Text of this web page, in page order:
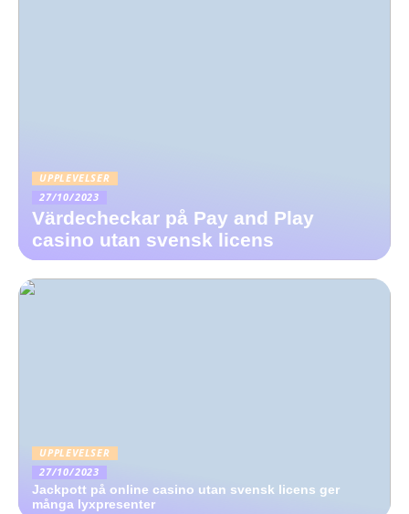
UPPLEVELSER
27/10/2023
Värdecheckar på Pay and Play
casino utan svensk licens
UPPLEVELSER
27/10/2023
Jackpott på online casino utan svensk licens ger
många lyxpresenter